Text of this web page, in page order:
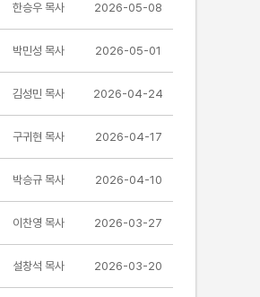
한승우 목사 2026-05-08
박민성 목사 2026-05-01
김성민 목사 2026-04-24
구귀현 목사 2026-04-17
박승규 목사 2026-04-10
이찬영 목사 2026-03-27
설창석 목사 2026-03-20